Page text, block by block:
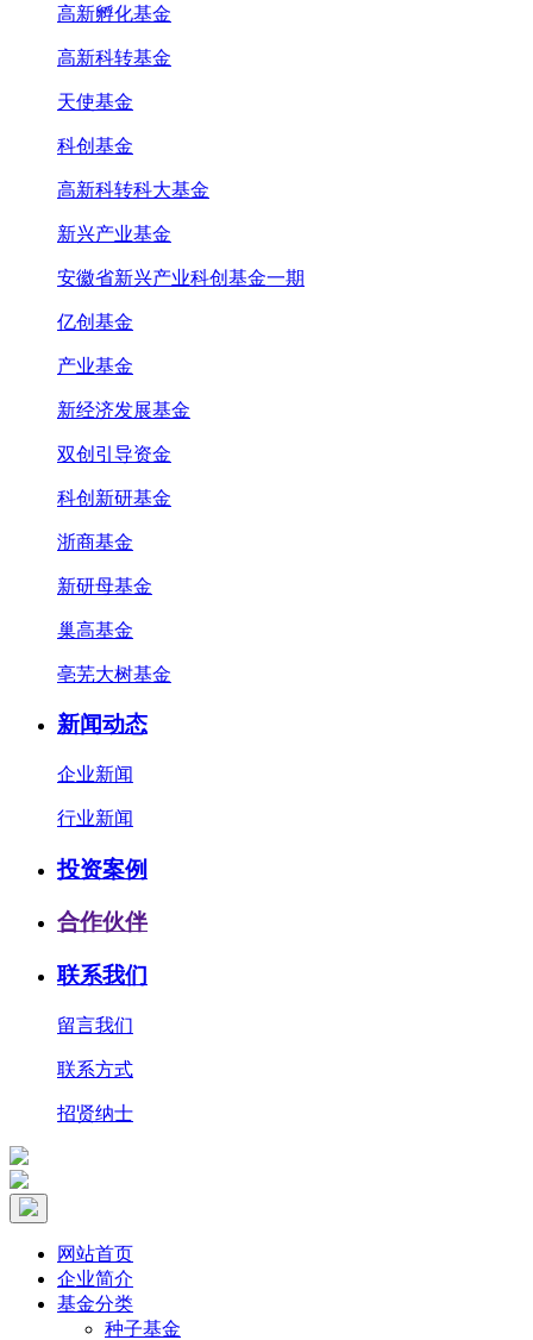
高新孵化基金
高新科转基金
天使基金
科创基金
高新科转科大基金
新兴产业基金
安徽省新兴产业科创基金一期
亿创基金
产业基金
新经济发展基金
双创引导资金
科创新研基金
浙商基金
新研母基金
巢高基金
亳芜大树基金
新闻动态
企业新闻
行业新闻
投资案例
合作伙伴
联系我们
留言我们
联系方式
招贤纳士
网站首页
企业简介
基金分类
种子基金